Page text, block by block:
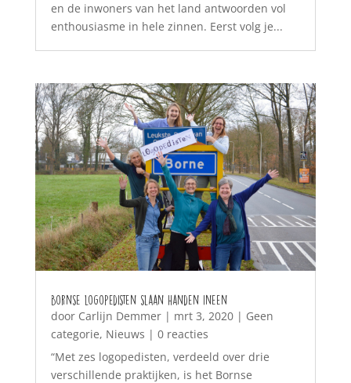
en de inwoners van het land antwoorden vol
enthousiasme in hele zinnen. Eerst volg je...
Bornse logopedisten slaan handen ineen
door Carlijn Demmer| mrt 3, 2020| Geen
categorie, Nieuws | 0 reacties
“Met zes logopedisten, verdeeld over drie
verschillende praktijken, is het Bornse